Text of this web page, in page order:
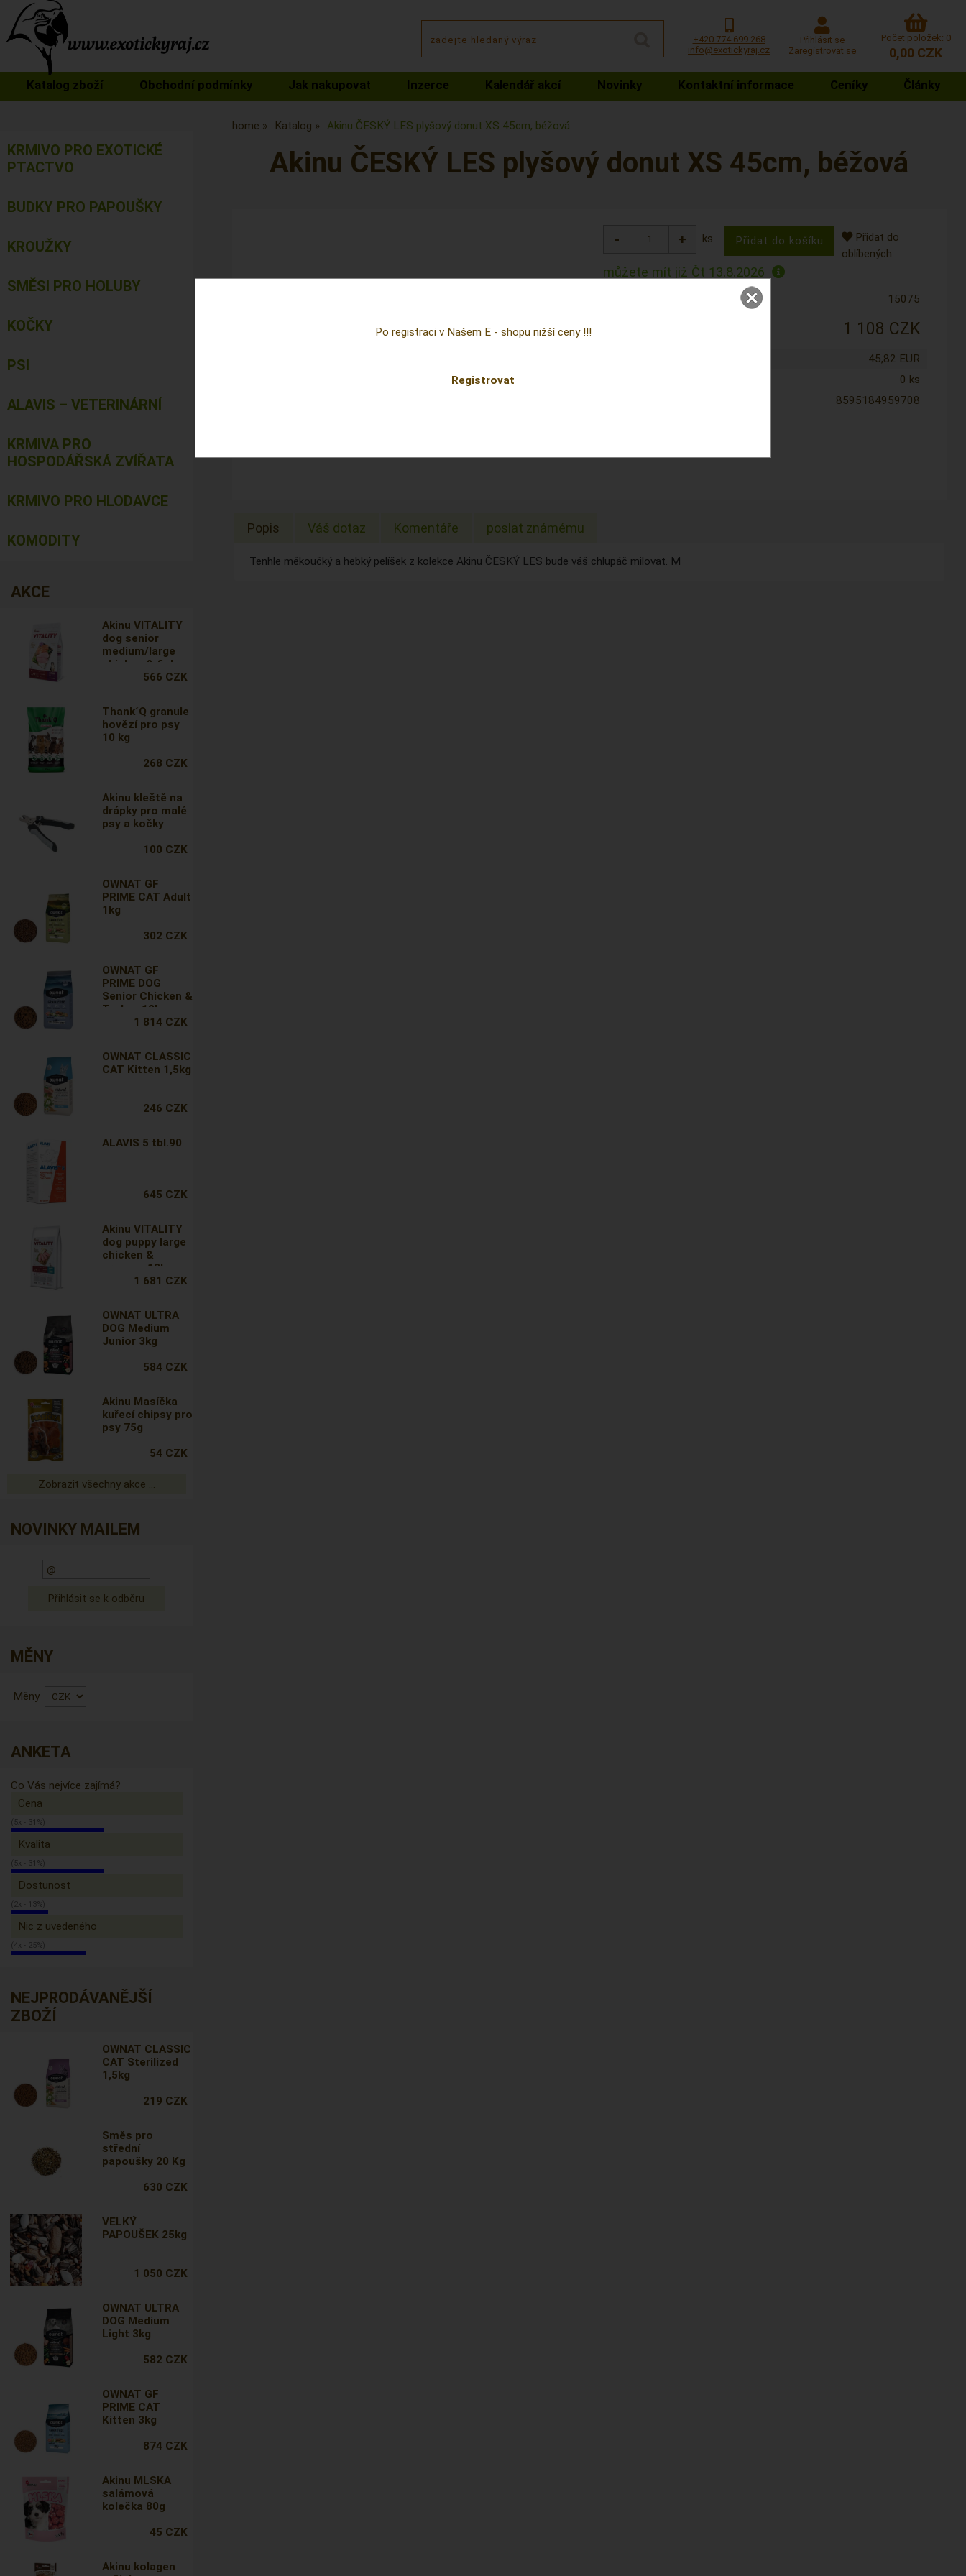
+420 774 699 268
info@exotickyraj.cz
Přihlásit se
Zaregistrovat se
Počet položek: 0
0,00 CZK
Katalog zboží Obchodní podmínky Jak nakupovat Inzerce Kalendář akcí Novinky Kontaktní informace Ceníky Články
home Katalog Akinu ČESKÝ LES plyšový donut XS 45cm, béžová
Akinu ČESKÝ LES plyšový donut XS 45cm, béžová
ks
Přidat do
oblíbených
můžete mít již Čt 13.8.2026
15075
1 108 CZK
45,82 EUR
0 ks
8595184959708
Popis Váš dotaz Komentáře poslat známému
Tenhle měkoučký a hebký pelíšek z kolekce Akinu ČESKÝ LES bude váš chlupáč milovat. M
KRMIVO PRO EXOTICKÉ
PTACTVO
BUDKY PRO PAPOUŠKY
KROUŽKY
SMĚSI PRO HOLUBY
KOČKY
PSI
ALAVIS – VETERINÁRNÍ
KRMIVA PRO
HOSPODÁŘSKÁ ZVÍŘATA
KRMIVO PRO HLODAVCE
KOMODITY
AKCE
Akinu VITALITY
dog senior
medium/large
chicken & fish
566 CZK
Thank´Q granule
hovězí pro psy
10 kg
268 CZK
Akinu kleště na
drápky pro malé
psy a kočky
100 CZK
OWNAT GF
PRIME CAT Adult
1kg
302 CZK
OWNAT GF
PRIME DOG
Senior Chicken &
Turkey 12kg
1 814 CZK
OWNAT CLASSIC
CAT Kitten 1,5kg
246 CZK
ALAVIS 5 tbl.90
645 CZK
Akinu VITALITY
dog puppy large
chicken &
greaves 12kg
1 681 CZK
OWNAT ULTRA
DOG Medium
Junior 3kg
584 CZK
Akinu Masíčka
kuřecí chipsy pro
psy 75g
54 CZK
Zobrazit všechny akce ...
NOVINKY MAILEM
MĚNY
Měny
ANKETA
Co Vás nejvíce zajímá?
Cena
(5x - 31%)
Kvalita
(5x - 31%)
Dostunost
(2x - 13%)
Nic z uvedeného
(4x - 25%)
NEJPRODÁVANĚJŠÍ
ZBOŽÍ
OWNAT CLASSIC
CAT Sterilized
1,5kg
219 CZK
Směs pro
střední
papoušky 20 Kg
630 CZK
VELKÝ
PAPOUŠEK 25kg
1 050 CZK
OWNAT ULTRA
DOG Medium
Light 3kg
582 CZK
OWNAT GF
PRIME CAT
Kitten 3kg
874 CZK
Akinu MLSKA
salámová
kolečka 80g
45 CZK
Akinu kolagen
Po registraci v Našem E - shopu nižší ceny !!!
Registrovat